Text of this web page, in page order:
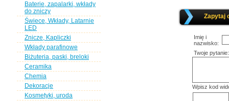
Baterie, zapalarki, wkłady
do zniczy
Świece, Wkłady, Latarnie
LED
Znicze, Kapliczki
Wkłady parafinowe
Biżuteria, paski, breloki
Ceramika
Chemia
Dekoracje
Kosmetyki, uroda
Zapytaj
Imię i
nazwisko:
Twoje pytanie:
Wpisz kod